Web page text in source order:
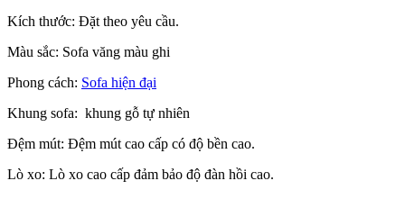
Kích thước: Đặt theo yêu cầu.
Màu sắc: Sofa văng màu ghi
Phong cách: Sofa hiện đại
Khung sofa: khung gỗ tự nhiên
Đệm mút: Đệm mút cao cấp có độ bền cao.
Lò xo: Lò xo cao cấp đảm bảo độ đàn hồi cao.